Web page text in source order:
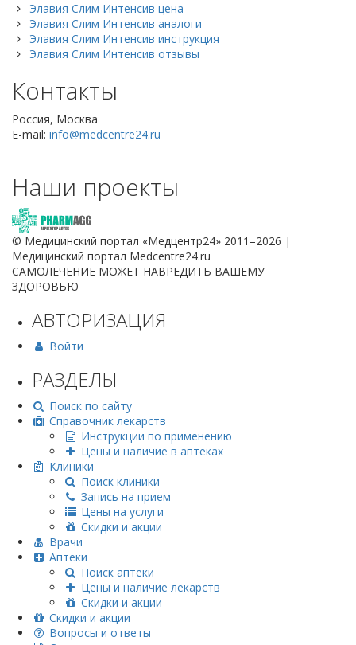
Элавия Слим Интенсив цена
Элавия Слим Интенсив аналоги
Элавия Слим Интенсив инструкция
Элавия Слим Интенсив отзывы
Контакты
Россия, Москва
E-mail: info@medcentre24.ru
Наши проекты
© Медицинский портал «Медцентр24» 2011–2026 |
Медицинский портал Medcentre24.ru
САМОЛЕЧЕНИЕ МОЖЕТ НАВРЕДИТЬ ВАШЕМУ
ЗДОРОВЬЮ
АВТОРИЗАЦИЯ
Войти
РАЗДЕЛЫ
Поиск по сайту
Справочник лекарств
Инструкции по применению
Цены и наличие в аптеках
Клиники
Поиск клиники
Запись на прием
Цены на услуги
Скидки и акции
Врачи
Аптеки
Поиск аптеки
Цены и наличие лекарств
Скидки и акции
Скидки и акции
Вопросы и ответы